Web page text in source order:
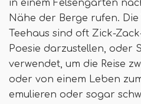
in einem Felsengarten
Nähe der Berge rufen. Die
Teehaus sind oft Zick-
Poesie darzustellen, oder
verwendet, um die Reise
oder von einem Leben
emulieren oder sogar